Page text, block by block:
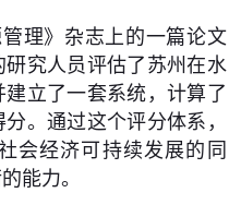
理》杂志上的一篇论文
究人员评估了苏州在水
立了一套系统，计算了
。通过这个评分体系，
会经济可持续发展的同
能力。